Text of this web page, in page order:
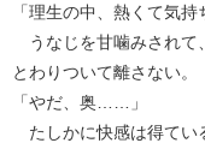
「理生の中、熱くて気持
うなじを甘噛みされて
とわりついて離さない。
「やだ、奥……」
たしかに快感は得てい